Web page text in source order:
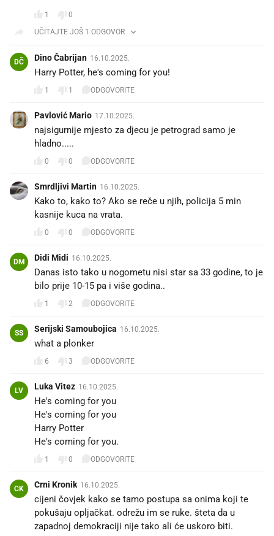
1
0
UČITAJTE JOŠ 1 ODGOVOR
DČ Dino Čabrijan 16.10.2025.
Harry Potter, he's coming for you!
1 1 ODGOVORITE
Pavlović Mario 17.10.2025.
najsigurnije mjesto za djecu je petrograd samo je
hladno.....
0 0 ODGOVORITE
Smrdljivi Martin 16.10.2025.
Kako to, kako to? Ako se reče u njih, policija 5 min
kasnije kuca na vrata.
0 0 ODGOVORITE
DM Didi Midi 16.10.2025.
Danas isto tako u nogometu nisi star sa 33 godine, to je
bilo prije 10-15 pa i više godina..
1 2 ODGOVORITE
SS Serijski Samoubojica 16.10.2025.
what a plonker
6 3 ODGOVORITE
LV Luka Vitez 16.10.2025.
He's coming for you
He's coming for you
Harry Potter
He's coming for you.
1 0 ODGOVORITE
CK Crni Kronik 16.10.2025.
cijeni čovjek kako se tamo postupa sa onima koji te
pokušaju opljačkat. odrežu im se ruke. šteta da u
zapadnoj demokraciji nije tako ali će uskoro biti.